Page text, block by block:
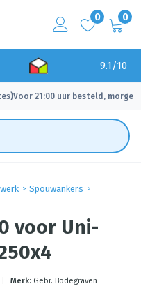
0 0
9.1/10
✓ Voor 21:00 uur besteld, morgen
Spouwankers
voor Uni-
Merk: Gebr. Bodegraven